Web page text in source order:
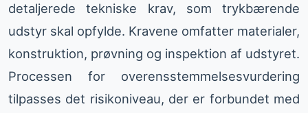
detaljerede tekniske krav, som trykbærende
udstyr skal opfylde. Kravene omfatter materialer,
konstruktion, prøvning og inspektion af udstyret.
Processen for overensstemmelsesvurdering
tilpasses det risikoniveau, der er forbundet med